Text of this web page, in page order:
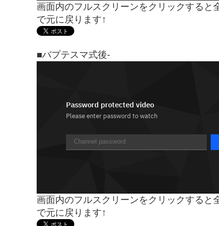
画面内のフルスクリーンをクリックすると
で元に戻ります↑
■バプテスマ式後-
画面内のフルスクリーンをクリックすると
で元に戻ります↑